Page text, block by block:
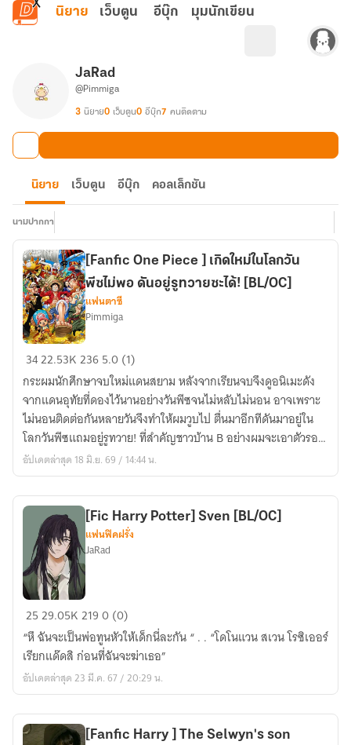
ข้ามไปยังเนื้อหาหลัก
นิยาย เว็บตูน อีบุ๊ก มุมนักเขียน
JaRad
@Pimmiga
3 นิยาย0 เว็บตูน0 อีบุ๊ก7 คนติดตาม
นิยาย เว็บตูน อีบุ๊ก คอลเล็กชัน
นามปากกา
[Fanfic
Piece
]
เกิด
ใหม่
ใน
วัน
ไม่
พอ
ดัน
อยู่
รูท
วาย
ซะ
ได้!
[BL/OC]
[Fanfic One Piece ] เกิดใหม่ในโลกวัน
พีซไม่พอ ดันอยู่รูทวายซะได้! [BL/OC]
แฟนตาซี
Pimmiga
3422.53K2365.0 (1)
กระผมนักศึกษาจบใหม่แดนสยาม หลังจากเรียนจบจึงดูอนิเมะดัง
จากแดนอุทัยที่ดองไว้นานอย่างวันพีซจนไม่หลับไม่นอน อาจเพราะ
ไม่นอนติดต่อกันหลายวันจึงทำให้ผมวูบไป ตื่นมาอีกทีดันมาอยู่ใน
โลกวันพีซแถมอยู่รูทวาย! ที่สำคัญชาวบ้าน B อย่างผมจะเอาตัวรอด
ต่อไปยังไงเนี่ย!!
อัปเดตล่าสุด 18 มิ.ย. 69 / 14:44 น.
[Fic
Harry
Potter]
Sven
[BL/OC]
[Fic Harry Potter] Sven [BL/OC]
แฟนฟิคฝรั่ง
JaRad
2529.05K2190 (0)
“หึ ฉันจะเป็นพ่อทูนหัวให้เด็กนี่ละกัน “ . . “โดโนแวน สเวน โรซิเออร์
เรียกแด๊ดสิ ก่อนที่ฉันจะฆ่าเธอ”
อัปเดตล่าสุด 23 มี.ค. 67 / 20:29 น.
[Fanfic Harry ] The Selwyn's son